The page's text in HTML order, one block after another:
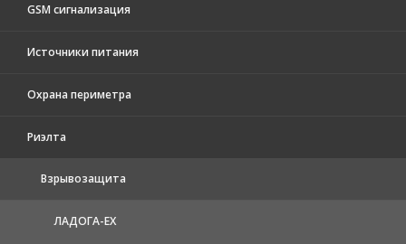
GSM сигнализация
Источники питания
Охрана периметра
Риэлта
Взрывозащита
ЛАДОГА-EX